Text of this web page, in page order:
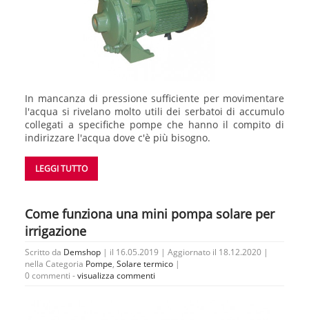
In mancanza di pressione sufficiente per movimentare
l'acqua si rivelano molto utili dei serbatoi di accumulo
collegati a specifiche pompe che hanno il compito di
indirizzare l'acqua dove c'è più bisogno.
LEGGI TUTTO
Come funziona una mini pompa solare per
irrigazione
Scritto da Demshop | il 16.05.2019 | Aggiornato il 18.12.2020 |
nella Categoria Pompe, Solare termico |
0 commenti -visualizza commenti